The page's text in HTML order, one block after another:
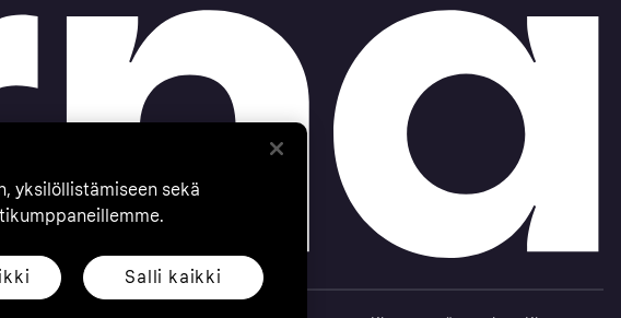
yksilöllistämiseen sekä
Salli kaikki